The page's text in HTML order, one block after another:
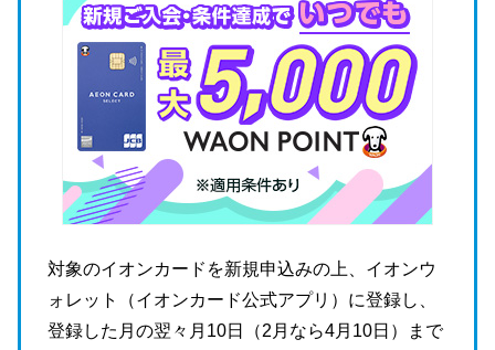
対象のイオンカードを新規申込みの上、イオンウ
ォレット（イオンカード公式アプリ）に登録し、
登録した月の翌々月10日（2月なら4月10日）まで